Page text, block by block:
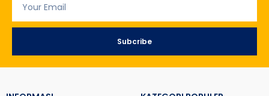
Subcribe